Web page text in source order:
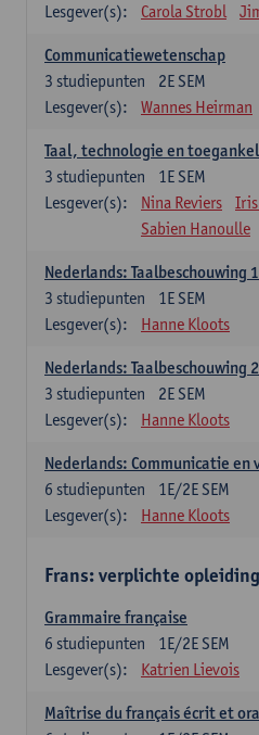
Lesgever(s):
Carola Strobl
Communicatiewetenschap
2E SEM
3 studiepunten
Lesgever(s):
Wannes Heirman
Taal, technologie en
1E SEM
3 studiepunten
Lesgever(s):
Nina Reviers
Sabien Hanoulle
Nederlands: Taalbeschouwing 1
1E SEM
3 studiepunten
Lesgever(s):
Hanne Kloots
Nederlands: Taalbeschouwing 2
2E SEM
3 studiepunten
Lesgever(s):
Hanne Kloots
Nederlands: Communicatie en
1E/2E SEM
6 studiepunten
Lesgever(s):
Hanne Kloots
Frans: verplichte
Grammaire française
1E/2E SEM
6 studiepunten
Lesgever(s):
Katrien Lievois
Maîtrise du français écrit et